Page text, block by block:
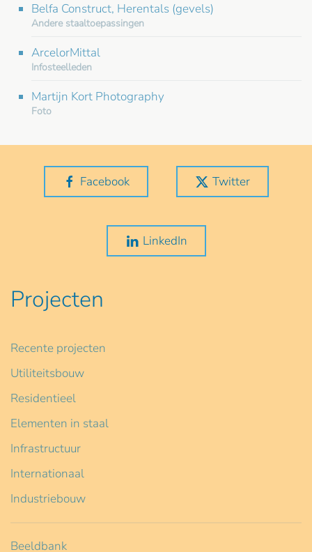
Belfa Construct, Herentals (gevels)
Andere staaltoepassingen
ArcelorMittal
Infosteelleden
Martijn Kort Photography
Foto
Facebook Twitter
LinkedIn
Projecten
Recente projecten
Utiliteitsbouw
Residentieel
Elementen in staal
Infrastructuur
Internationaal
Industriebouw
Beeldbank